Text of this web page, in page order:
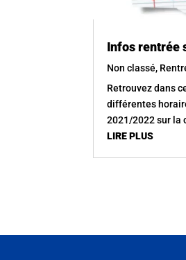
Infos rentrée
Non classé,
Retrouvez dans
différentes
2021/2022 sur la
LIRE PLUS